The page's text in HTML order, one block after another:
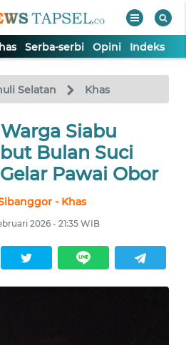
Serba-serbi Opini Indeks
Selatan Khas
Siabu
Bulan Suci
Pawai Obor
- Khas
2026 - 21:35 WIB